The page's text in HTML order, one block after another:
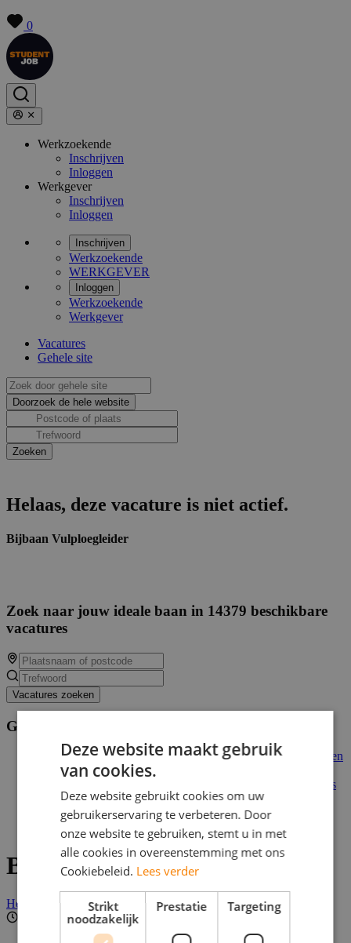
0
Werkzoekende
Inschrijven
Inloggen
Werkgever
Inschrijven
Inloggen
Inschrijven
Werkzoekende
WERKGEVER
Inloggen
Werkzoekende
Werkgever
Vacatures
Gehele site
Helaas, deze vacature is niet actief.
Bijbaan Vulploegleider
Zoek naar jouw ideale baan in 14379 beschikbare
vacatures
Vacatures zoeken
Gerelateerde vacatures
Flexibele thuisbaan: online enquêtes invullen voor beloningen
Schoonmaak Medewerker
Studentenjob: Flexibel Geld Verdienen met Online Enquêtes
(Thuiswerk)
Flexibele Parttime Sales Medewerker
Event Brand Ambassador bij Butternut Box
Bijbaan Vulploegleider
Helaas, deze vacature is niet actief.
1 - 10 uur per week
Deze website maakt gebruik
van cookies.
Deze website gebruikt cookies om uw
gebruikerservaring te verbeteren. Door
onze website te gebruiken, stemt u in met
alle cookies in overeenstemming met ons
Cookiebeleid. Lees verder
Strikt
noodzakelijk
Prestatie Targeting